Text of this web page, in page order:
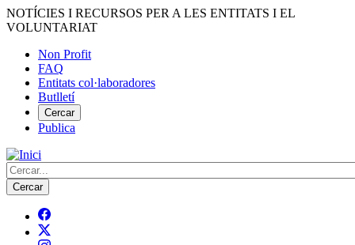
Vés
al
NOTÍCIES I RECURSOS PER A LES ENTITATS I EL
VOLUNTARIAT
Menú
del
compte
d'usuari
Non Profit
FAQ
Entitats col·laboradores
Butlletí
Cercar
Publica
Cerca